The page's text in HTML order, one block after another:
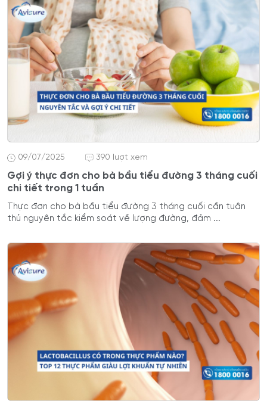
09/07/2025 390 lượt xem
Gợi ý thực đơn cho bà bầu tiểu đường 3 tháng cuối
chi tiết trong 1 tuần
Thực đơn cho bà bầu tiểu đường 3 tháng cuối cần tuân
thủ nguyên tắc kiểm soát về lượng đường, đảm ...